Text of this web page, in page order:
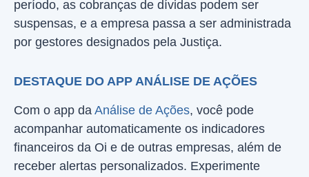
período, as cobranças de dívidas podem ser
suspensas, e a empresa passa a ser administrada
por gestores designados pela Justiça.
DESTAQUE DO APP ANÁLISE DE AÇÕES
Com o app da Análise de Ações, você pode
acompanhar automaticamente os indicadores
financeiros da Oi e de outras empresas, além de
receber alertas personalizados. Experimente